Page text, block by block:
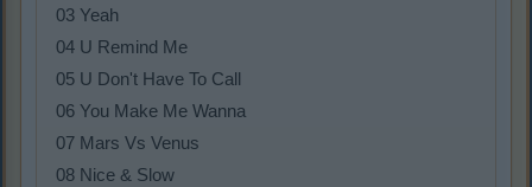
03 Yeah
04 U Remind Me
05 U Don't Have To Call
06 You Make Me Wanna
07 Mars Vs Venus
08 Nice & Slow